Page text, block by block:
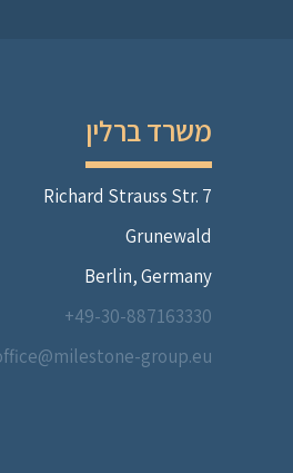
משרד ברלין
Richard Strauss Str. 7
Grunewald
Berlin, Germany
49-30-887163330+
group.eu